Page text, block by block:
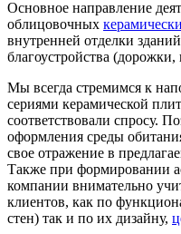
Основное направление
облицовочных
внутренней отделки
благоустройства
Мы всегда стремимся к
сериями керамической
соответствовали спросу.
оформления среды
свое отражение в
Также при формировании
компании внимательно
клиентов, как по
стен) так и по их дизайну,